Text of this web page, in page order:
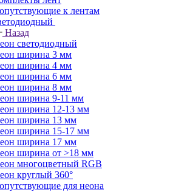
к лентам
Назад
светодиодный
ширина 3 мм
ширина 4 мм
ширина 6 мм
ширина 8 мм
ширина 9-11 мм
ширина 12-13 мм
ширина 13 мм
ширина 15-17 мм
ширина 17 мм
ширина от >18 мм
многоцветный RGB
круглый 360°
для неона